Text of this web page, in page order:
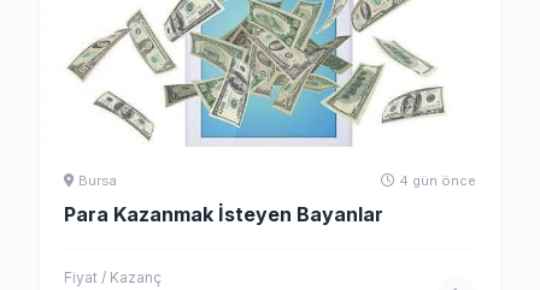
Bursa 4 gün önce
Para Kazanmak İsteyen Bayanlar
Fiyat / Kazanç